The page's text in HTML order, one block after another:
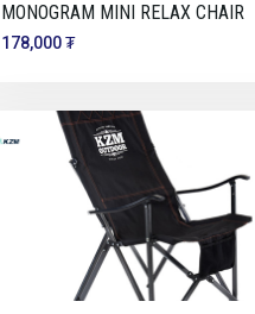
MONOGRAM MINI RELAX CHAIR
178,000 ₮